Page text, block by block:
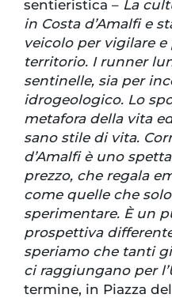
sentieristica – La
in Costa d’Amalfi e
veicolo per vigilare
territorio. I runner
sentinelle, sia per
idrogeologico. Lo
metafora della vita
sano stile di vita.
d’Amalfi è uno
prezzo, che regala
come quelle che
sperimentare. È un
prospettiva
speriamo che tanti
ci raggiungano per
termine, in Piazza